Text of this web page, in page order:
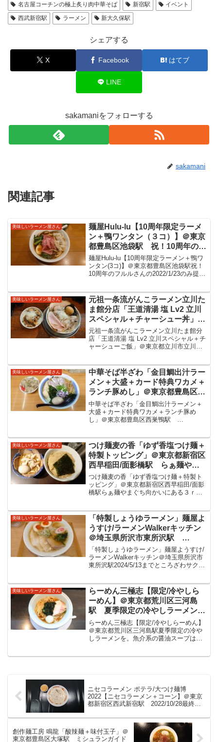
名古屋コーチンの極上炙り肉中華そば
新宿駅
イベント
西武新宿駅
ラーメン 新大久保駅
シェアする
X Facebook はてブ
LINE
sakamaniをフォローする
sakamani
関連記事
美味しいラーメン屋さん
麺屋Hulu-lu【10周年限定ラーメ
ン＋鴨ワンタン（３コ）】＠東京
都豊島区池袋駅 祝！10周年のフ
ルルさんの2022/1/23のみ提供の
限定麺。麺もスープもこの限定の
ために用意したという美味しい限
麺屋Hulu-lu【10周年限定ラーメン＋鴨ワ
ンタン(3コ)】＠東京都豊島区池袋駅祝！
10周年のフルルさんの2022/1/23のみ提供
きました。麺屋Hulu-lu/池袋...
美味しいラーメン屋さん
元祖一条流がんこラーメン立川た
ま館分店「王道清湯 塩 Lv2 立川
スペシャル＋チャーシュー丼」＠
東京都立川市立川駅 清湯or濁り
のスープの内、清湯をマイルドな
タレLv2で。旨味あふれるスープ
した。
元祖一条流がんこラーメン立川たま館分
店「王道清湯 塩 Lv2 立川スペシャル＋チ
ャーシューご飯」＠東京都立川市立川駅
ふれるスープが美味しいラーメンをいた
だきまし...
美味しいラーメン屋さん
中華そば半ざわ「金目鯛出汁ラー
メン＋大盛＋カード特典ワカメ＋
ランチ豚めし」＠東京都豊島区西
巣鴨駅 2021/8/8、月に１度の半
ざわの日メニュー。金目鯛の旨味
が染みわたる非常に美味しいラー
中華そば半ざわ「金目鯛出汁ラーメン＋
大盛＋カード特典ワカメ＋ランチ豚め
し」＠東京都豊島区西巣鴨駅
味しいラーメンをいただきました。中華
そば半ざわ２０２０年４月に...
美味しいラーメン屋さん
つけ麺麦の香「ゆず香塩つけ麺＋
特製トッピング」＠東京都新宿区
西早稲田/面影橋駅 らぁ麺やま
ぐち向かいにある３ｒｄブラン
ド。福島羽田製麺さんにてプロデ
ュースした麺とクラシカルスタイ
ただきました。
つけ麺麦の香「ゆず香塩つけ麺＋特製ト
ッピング」＠東京都新宿区西早稲田/面影
橋駅らぁ麺やまぐち向かいにある３ｒｄ
ープが美味しいつけ麺をいただきまし
た。つけ麺麦の香東京さく...
美味しいラーメン屋さん
「特製しょうゆラーメン」麺屋よ
うすけ/ラーメンWalkerキッチン
＠埼玉県所沢市東所沢駅
2024/5/13までところざわサクラ
タウンに出店。鶏豚牛などのふく
よかな旨味のスープに、自家製の
しいラーメンをいただきました。
「特製しょうゆラーメン」麺屋ようすけ/
ラーメンWalkerキッチン＠埼玉県所沢市
東所沢駅2024/5/13までところざわサクラ
のもちっと麺が美味しいラーメンをいた
だきま...
美味しいラーメン屋さん
らーめん三極志【限定/冷やしら
ーめん】＠東京都荒川区三河島
駅 夏季限定の冷やしラーメン
を。魚介系の醤油スープは旨味た
っぷり。麺は平打ち麺と細麺を選
べるので平打ちを。全粒粉の見え
ただきました。
らーめん三極志【限定/冷やしらーめん】
＠東京都荒川区三河島駅夏季限定の冷や
しラーメンを。魚介系の醤油スープは旨
ニセコラーメン ポテラ/大つけ麺博
2022【ニセコラーメン＋コーン】＠東京
都新宿区西武新宿駅 2022/10/28最終日
ースはポテトムースとのこと。その下か
ら登場の味噌ラーメンを美味しくいただ
きました。
創作麺工房 鳴龍「酸辣麺＋味付玉子」＠
東京都豊島区大塚駅 ミシュランガイド